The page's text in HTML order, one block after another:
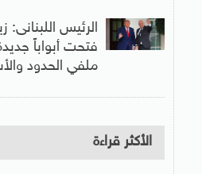
الرئيس اللبنانى:
فتحت أبواباً
ملفي الحدود
الأكثر قراءة